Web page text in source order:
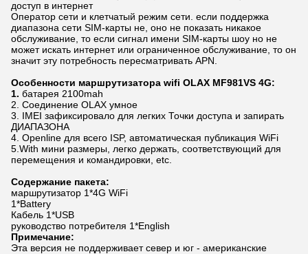
доступ в интернет
Оператор сети и клетчатый режим сети. если поддержка
диапазона сети SIM-карты не, оно не показать никакое
обслуживание, то если сигнал имени SIM-карты шоу но не
может искать интернет или ограниченное обслуживание, то он
значит эту потребность пересматривать APN.
Особенности маршрутизатора wifi OLAX MF981VS 4G:
1. батарея 2100mah
2. Соединение OLAX умное
3. IMEI зафиксировало для легких Точки доступа и запирать
ДИАПАЗОНА
4. Openline для всего ISP, автоматическая публикация WiFi
5.With мини размеры, легко держать, соответствующий для
перемещения и командировки, etc.
Содержание пакета:
маршрутизатор 1*4G WiFi
1*Battery
Кабель 1*USB
руководство потребителя 1*English
Примечание:
Эта версия не поддерживает север и юг - американские